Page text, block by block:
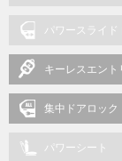
パワースライド
キーレスエント
集中ドアロック
パワーシート